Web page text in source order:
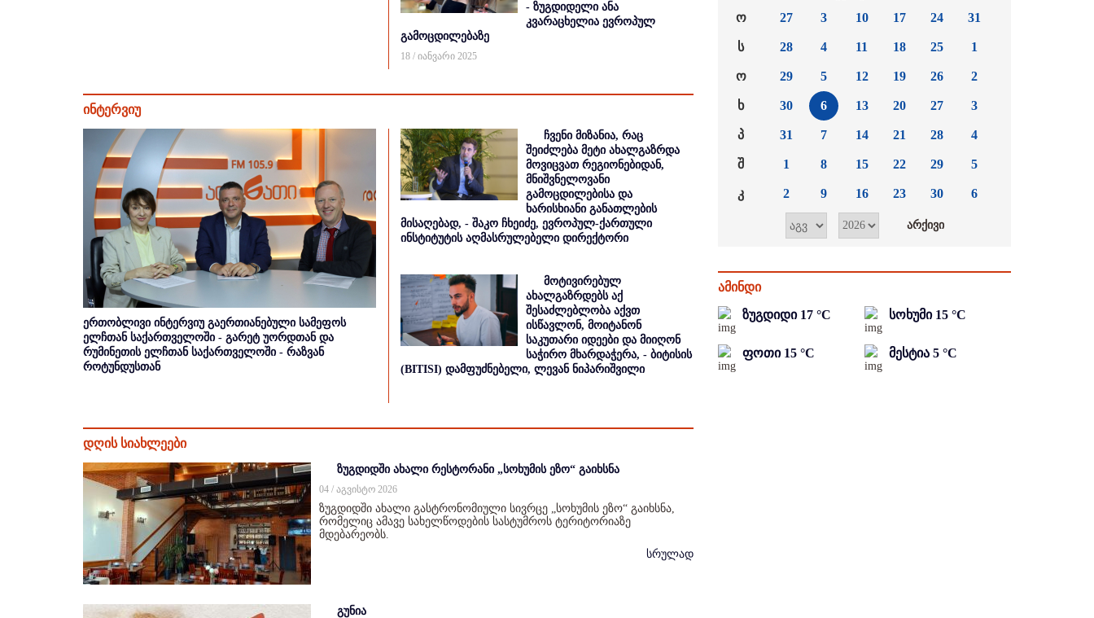
- ზუგდიდელი ანა
კვარაცხელია ევროპულ
გამოცდილებაზე
18 / იანვარი 2025
ინტერვიუ
ერთობლივი ინტერვიუ გაერთიანებული სამეფოს
ელჩთან საქართველოში - გარეტ უორდთან და
რუმინეთის ელჩთან საქართველოში - რაზვან
როტუნდუსთან
ჩვენი მიზანია, რაც
შეიძლება მეტი ახალგაზრდა
მოვიცვათ რეგიონებიდან,
მნიშვნელოვანი
გამოცდილებისა და
ხარისხიანი განათლების
მისაღებად, - შაკო ჩხეიძე, ევროპულ-ქართული
ინსტიტუტის აღმასრულებელი დირექტორი
მოტივირებულ
ახალგაზრდებს აქ
შესაძლებლობა აქვთ
ისწავლონ, მოიტანონ
საკუთარი იდეები და მიიღონ
საჭირო მხარდაჭერა, - ბიტისის
(BITISI) დამფუძნებელი, ლევან ნიპარიშვილი
დღის სიახლეები
ზუგდიდში ახალი რესტორანი „სოხუმის ეზო“ გაიხსნა
04 / აგვისტო 2026
ზუგდიდში ახალი გასტრონომიული სივრცე „სოხუმის ეზო“ გაიხსნა,
რომელიც ამავე სახელწოდების სასტუმროს ტერიტორიაზე
მდებარეობს.
სრულად
გუნია
ო
ს
ო
ხ
პ
შ
კ
27
28
29
30
31
1
2
3
4
5
6
7
8
9
10
11
12
13
14
15
16
17
18
19
20
21
22
23
24
25
26
27
28
29
30
31
1
2
3
4
5
6
ამინდი
ზუგდიდი 17 °C სოხუმი 15 °C
ფოთი 15 °C მესტია 5 °C